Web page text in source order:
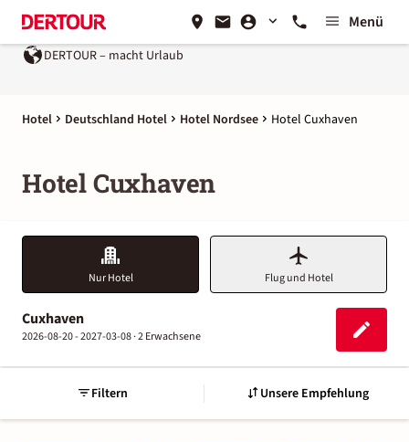
Menü
DERTOUR – macht Urlaub
Hotel Deutschland Hotel Hotel Nordsee Hotel Cuxhaven
Hotel Cuxhaven
Nur Hotel Flug und Hotel
Cuxhaven
2026-08-20 - 2027-03-08 ·2 Erwachsene
Filtern Unsere Empfehlung